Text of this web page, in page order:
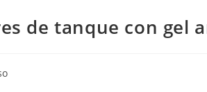
de tanque con gel